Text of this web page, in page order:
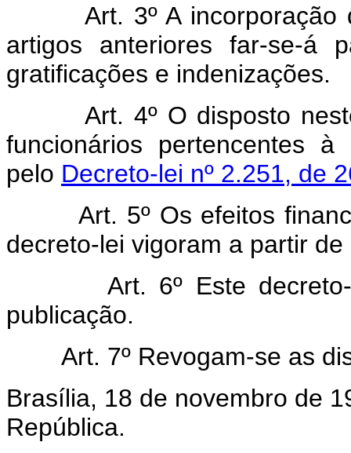
Art. 3º A incorporação
artigos anteriores far-se-á
gratificações e indenizações.
Art. 4º O disposto neste
funcionários pertencentes
pelo Decreto-lei nº 2.251, de
Art. 5º Os efeitos
decreto-lei vigoram a partir
Art. 6º Este decreto-lei
publicação.
Art. 7º Revogam-se as
Brasília, 18 de novembro de
República.